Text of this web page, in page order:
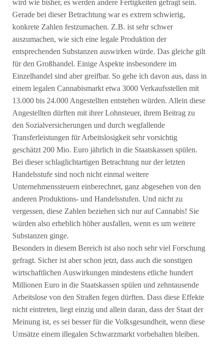
wird wie bisher, es werden andere Fertigkeiten gefragt sein.
Gerade bei dieser Betrachtung war es extrem schwierig,
konkrete Zahlen festzumachen. Z.B. ist sehr schwer
auszumachen, wie sich eine legale Produktion der
entsprechenden Substanzen auswirken würde. Das gleiche gilt
für den Großhandel. Einige Aspekte insbesondere im
Einzelhandel sind aber greifbar. So gehe ich davon aus, dass in
einem legalen Cannabismarkt etwa 3000 Verkaufsstellen mit
13.000 bis 24.000 Angestellten entstehen würden. Allein diese
Angestellten dürften mit ihrer Lohnsteuer, ihrem Beitrag zu
den Sozialversicherungen und durch wegfallende
Transferleistungen für Arbeitslosigkeit sehr vorsichtig
geschätzt 200 Mio. Euro jährlich in die Staatskassen spülen.
Bei dieser schlaglichtartigen Betrachtung nur der letzten
Handelsstufe sind noch nicht einmal weitere
Unternehmenssteuern einberechnet, ganz abgesehen von den
anderen Produktions- und Handelsstufen. Und nicht zu
vergessen, diese Zahlen beziehen sich nur auf Cannabis! Sie
würden also erheblich höher ausfallen, wenn es um weitere
Substanzen ginge.
Besonders in diesem Bereich ist also noch sehr viel Forschung
gefragt. Sicher ist aber schon jetzt, dass auch die sonstigen
wirtschaftlichen Auswirkungen mindestens etliche hundert
Millionen Euro in die Staatskassen spülen und zehntausende
Arbeitslose von den Straßen fegen dürften. Dass diese Effekte
nicht eintreten, liegt einzig und allein daran, dass der Staat der
Meinung ist, es sei besser für die Volksgesundheit, wenn diese
Umsätze einem illegalen Schwarzmarkt vorbehalten bleiben.